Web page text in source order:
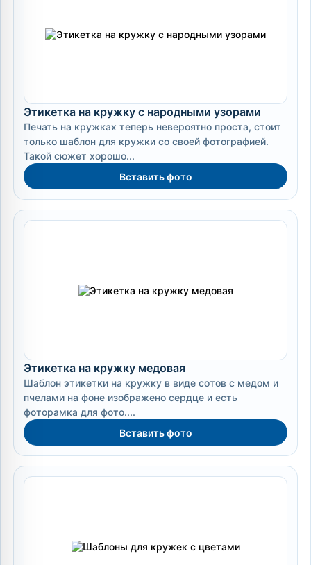
Этикетка на кружку с народными узорами
Печать на кружках теперь невероятно проста, стоит
только шаблон для кружки со своей фотографией.
Такой сюжет хорошо...
Вставить фото
Этикетка на кружку медовая
Шаблон этикетки на кружку в виде сотов с медом и
пчелами на фоне изображено сердце и есть
фоторамка для фото....
Вставить фото